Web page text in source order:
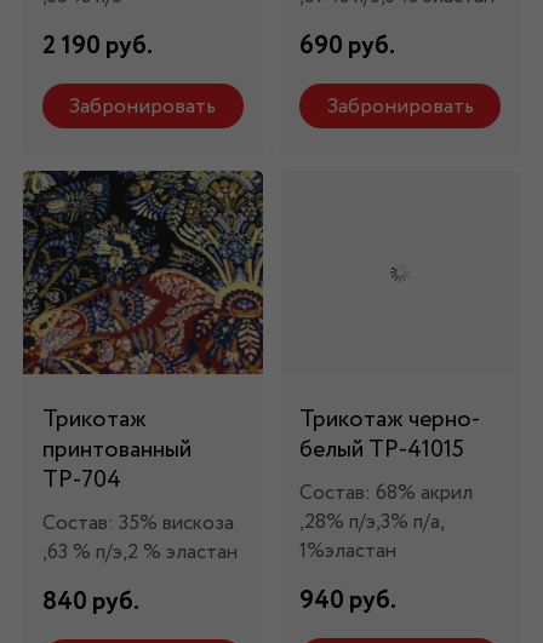
2 190 руб.
Забронировать
690 руб.
Забронировать
Трикотаж
принтованный
ТР-704
Состав: 35% вискоза
,63 % п/э,2 % эластан
840 руб.
Трикотаж черно-
белый ТР-41015
Состав: 68% акрил
,28% п/э,3% п/а,
1%эластан
940 руб.